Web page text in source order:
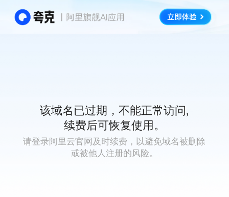
该域名已过期，不能正常访问,
续费后可恢复使用。
请登录阿里云官网及时续费，以避免域名被删除
或被他人注册的风险。